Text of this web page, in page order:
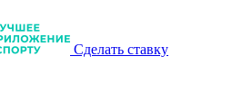
Сделать ставку